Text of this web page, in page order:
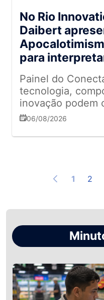
No Rio
Daibert
para
Painel do
tecnologia,
inovação podem
um mundo de
06/08/2026
1 2